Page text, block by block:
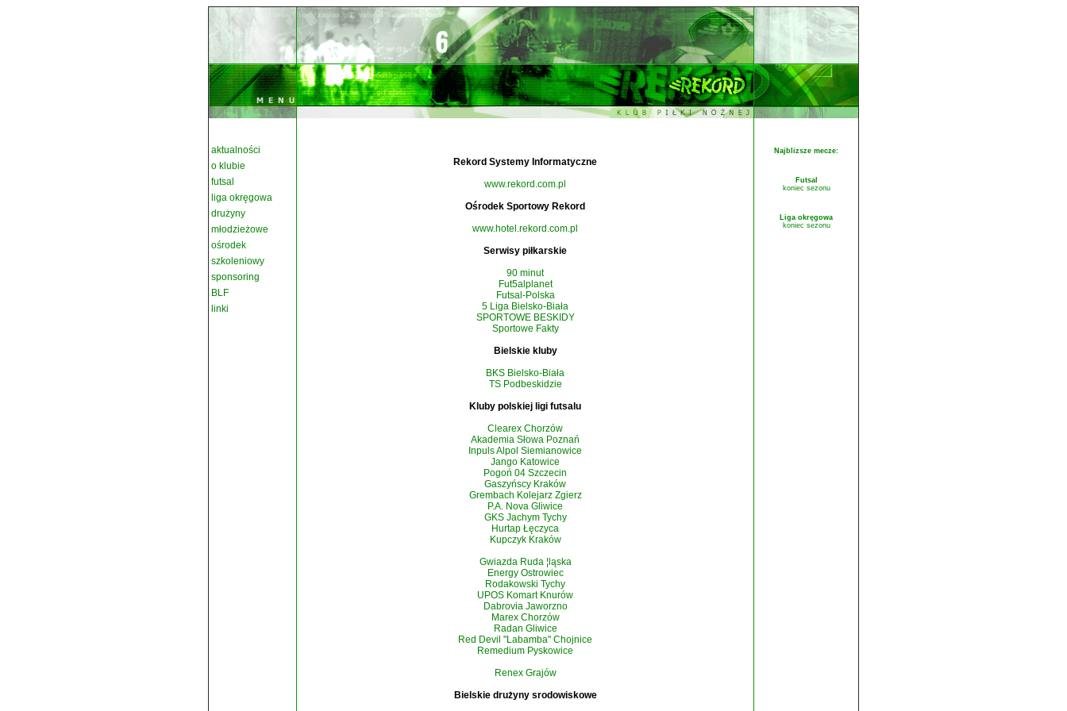
aktualności
o klubie
futsal
liga okręgowa
drużyny
młodzieżowe
ośrodek
szkoleniowy
sponsoring
BLF
linki
Rekord Systemy Informatyczne
www.rekord.com.pl
Ośrodek Sportowy Rekord
www.hotel.rekord.com.pl
Serwisy piłkarskie
90 minut
Fut5alplanet
Futsal-Polska
5 Liga Bielsko-Biała
SPORTOWE BESKIDY
Sportowe Fakty
Bielskie kluby
BKS Bielsko-Biała
TS Podbeskidzie
Kluby polskiej ligi futsalu
Clearex Chorzów
Akademia Słowa Poznań
Inpuls Alpol Siemianowice
Jango Katowice
Pogoń 04 Szczecin
Gaszyńscy Kraków
Grembach Kolejarz Zgierz
P.A. Nova Gliwice
GKS Jachym Tychy
Hurtap Łęczyca
Kupczyk Kraków
Gwiazda Ruda ¦ląska
Energy Ostrowiec
Rodakowski Tychy
UPOS Komart Knurów
Dabrovia Jaworzno
Marex Chorzów
Radan Gliwice
Red Devil "Labamba" Chojnice
Remedium Pyskowice
Renex Grajów
Bielskie drużyny srodowiskowe
Najblizsze mecze:
Futsal
koniec sezonu
Liga okręgowa
koniec sezonu